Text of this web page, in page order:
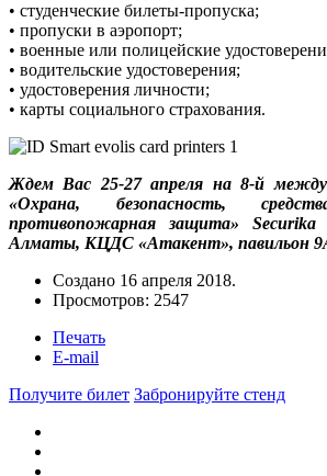
• студенческие билеты-пропуска;
• пропуски в аэропорт;
• военные или полицейские
• водительские удостоверения;
• удостоверения личности;
• карты социального страхования.
Ждем Вас 25-27 апреля на 8-й
«Охрана, безопасность,
противопожарная защита» Securika
Алматы, КЦДС «Атакент», павильон
Создано 16 апреля 2018.
Просмотров: 2547
Печать
E-mail
Получите билет Забронируйте стенд